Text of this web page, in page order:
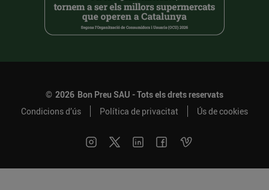
© 2026 Bon Preu SAU - Tots els drets reservats
Condicions d’ús
Política de privacitat Ús de cookies